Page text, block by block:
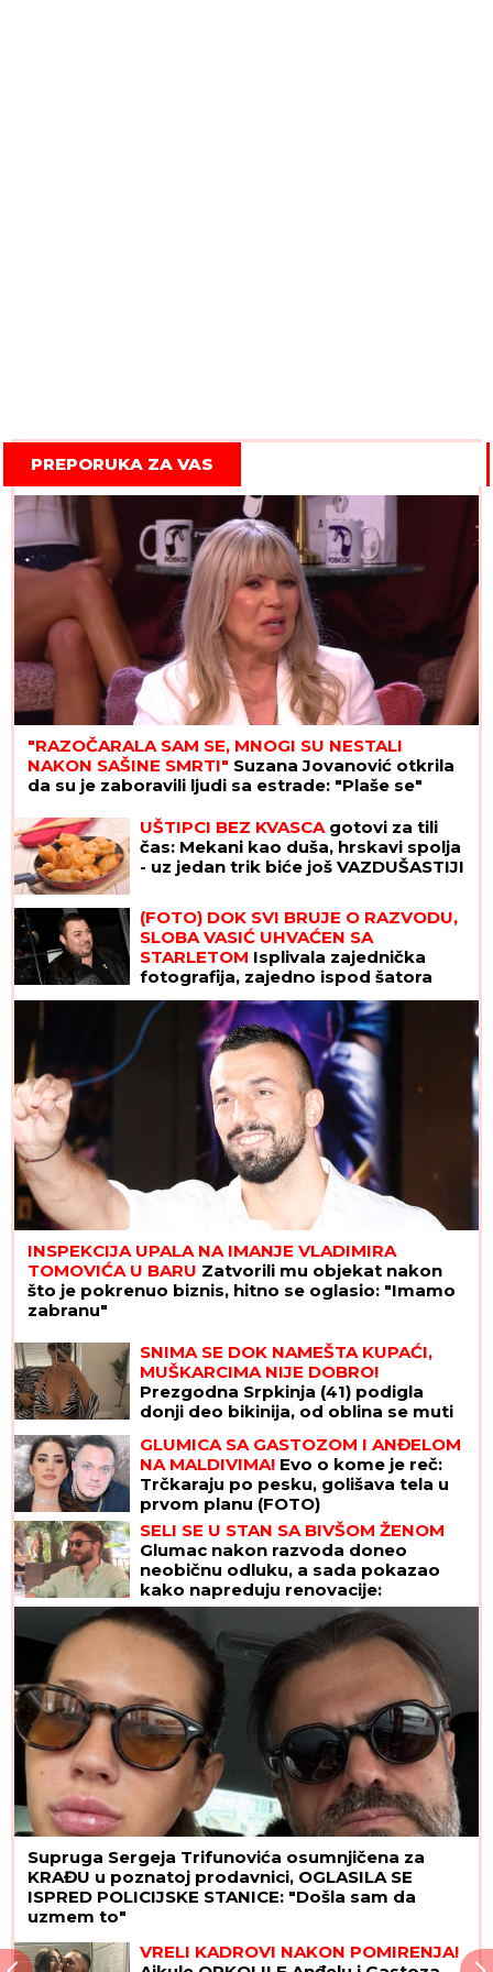
PREPORUKA ZA VAS
"RAZOČARALA SAM SE, MNOGI SU NESTALI
NAKON SAŠINE SMRTI" Suzana Jovanović otkrila
da su je zaboravili ljudi sa estrade: "Plaše se"
UŠTIPCI BEZ KVASCAgotovi za tili
čas: Mekani kao duša, hrskavi spolja
- uz jedan trik biće još VAZDUŠASTIJI
(FOTO) DOK SVI BRUJE O RAZVODU,
SLOBA VASIĆ UHVAĆEN SA
STARLETOM Isplivala zajednička
fotografija, zajedno ispod šatora
INSPEKCIJA UPALA NA IMANJE VLADIMIRA
TOMOVIĆA U BARU Zatvorili mu objekat nakon
što je pokrenuo biznis, hitno se oglasio: "Imamo
zabranu"
SNIMA SE DOK NAMEŠTA KUPAĆI,
MUŠKARCIMA NIJE DOBRO!
Prezgodna Srpkinja (41) podigla
donji deo bikinija, od oblina se muti
(FOTO)
GLUMICA SA GASTOZOM I ANĐELOM
NA MALDIVIMA! Evo o kome je reč:
Trčkaraju po pesku, golišava tela u
prvom planu (FOTO)
SELI SE U STAN SA BIVŠOM ŽENOM
Glumac nakon razvoda doneo
neobičnu odluku, a sada pokazao
kako napreduju renovacije:
"Nadgledanje"
Supruga Sergeja Trifunovića osumnjičena za
KRAĐU u poznatoj prodavnici, OGLASILA SE
ISPRED POLICIJSKE STANICE: "Došla sam da
uzmem to"
VRELI KADROVI NAKON POMIRENJA!